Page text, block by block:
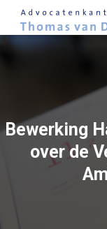
content
Bewerking
over de